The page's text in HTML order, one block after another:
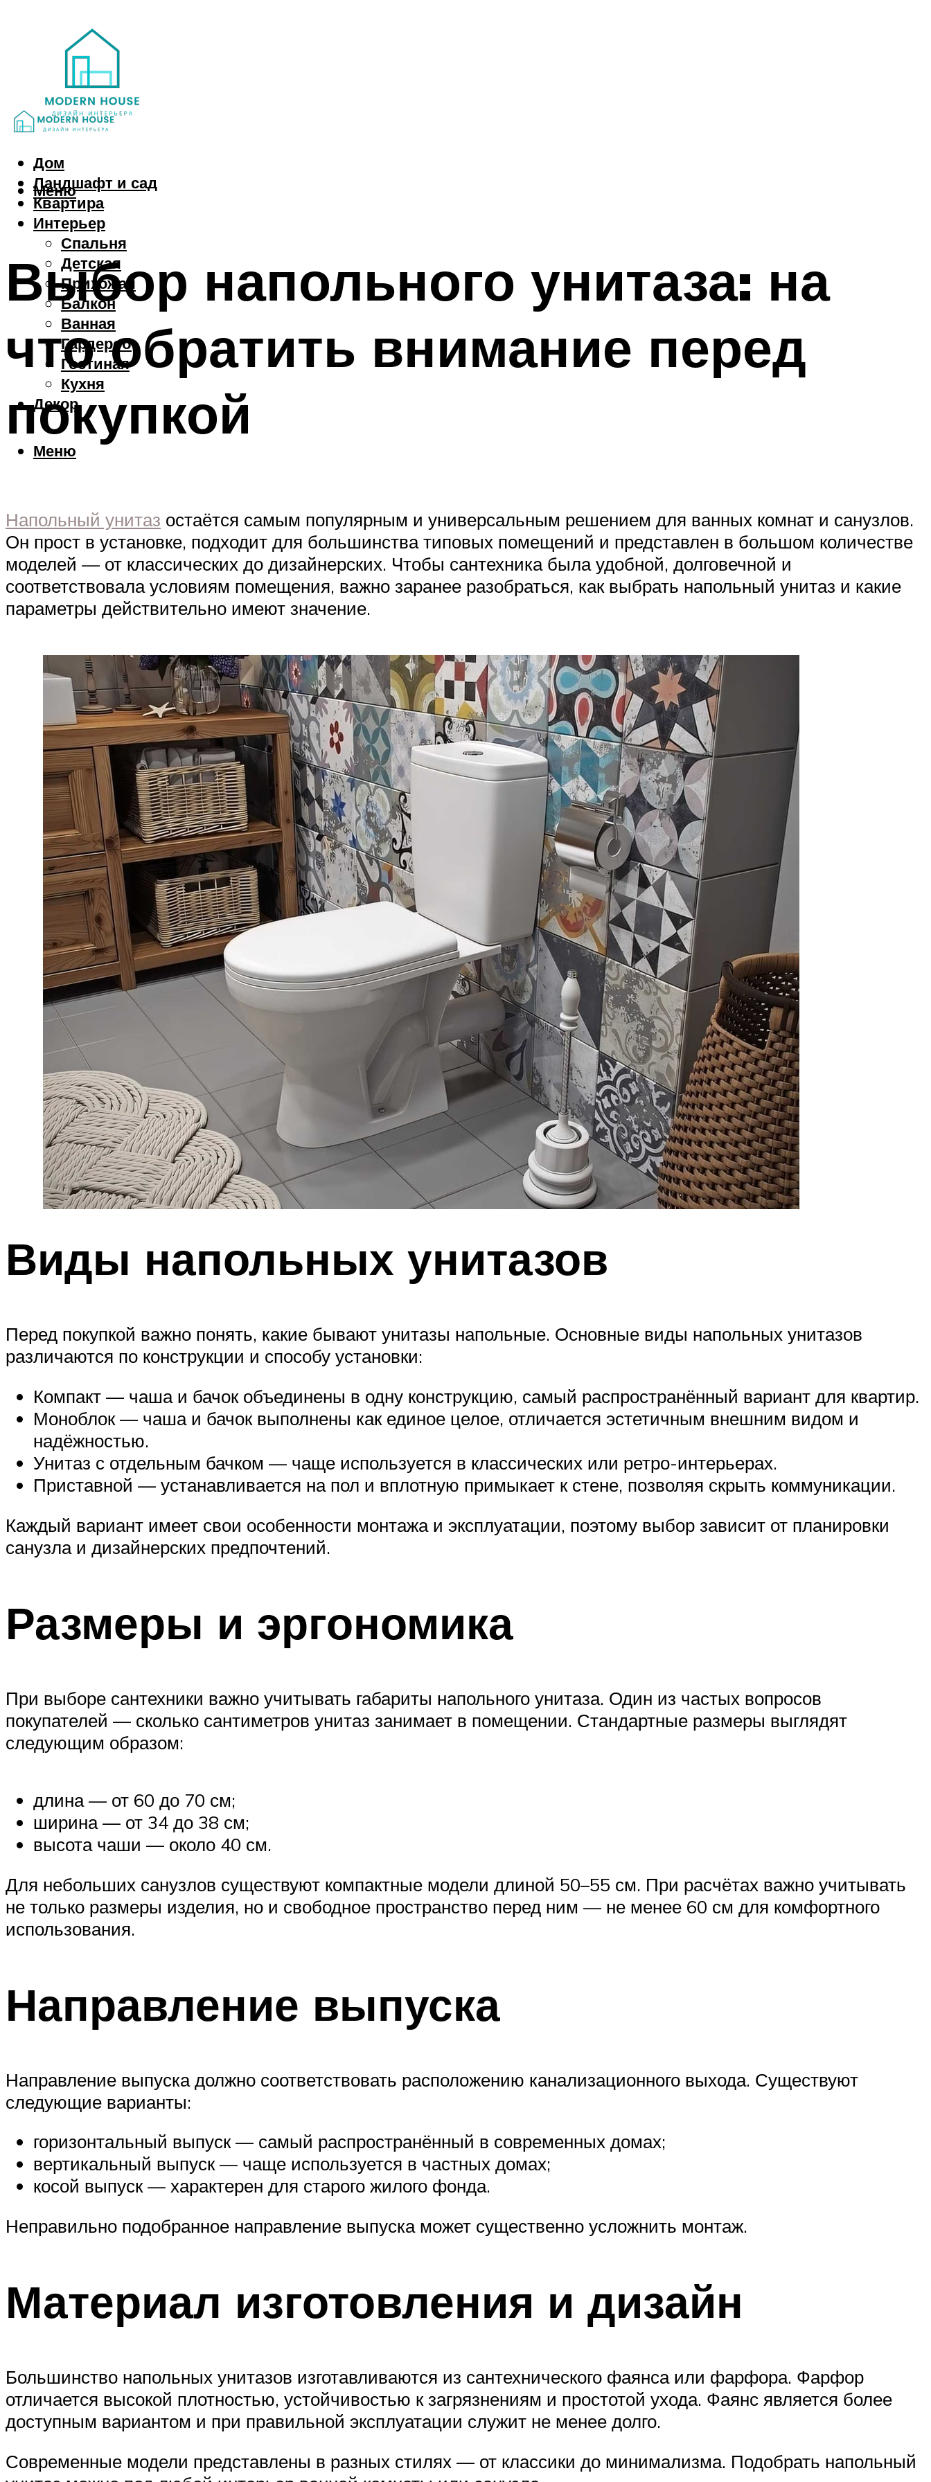
Дом
Ландшафт и сад
Квартира
Интерьер
Спальня
Детская
Прихожая
Балкон
Ванная
Гардероб
Гостиная
Кухня
Декор
Меню
Меню
Выбор напольного унитаза: на
что обратить внимание перед
покупкой
Напольный унитаз остаётся самым популярным и универсальным решением для ванных комнат и санузлов.
Он прост в установке, подходит для большинства типовых помещений и представлен в большом количестве
моделей — от классических до дизайнерских. Чтобы сантехника была удобной, долговечной и
соответствовала условиям помещения, важно заранее разобраться, как выбрать напольный унитаз и какие
параметры действительно имеют значение.
Виды напольных унитазов
Перед покупкой важно понять, какие бывают унитазы напольные. Основные виды напольных унитазов
различаются по конструкции и способу установки:
Компакт — чаша и бачок объединены в одну конструкцию, самый распространённый вариант для квартир.
Моноблок — чаша и бачок выполнены как единое целое, отличается эстетичным внешним видом и
надёжностью.
Унитаз с отдельным бачком — чаще используется в классических или ретро-интерьерах.
Приставной — устанавливается на пол и вплотную примыкает к стене, позволяя скрыть коммуникации.
Каждый вариант имеет свои особенности монтажа и эксплуатации, поэтому выбор зависит от планировки
санузла и дизайнерских предпочтений.
Размеры и эргономика
При выборе сантехники важно учитывать габариты напольного унитаза. Один из частых вопросов
покупателей — сколько сантиметров унитаз занимает в помещении. Стандартные размеры выглядят
следующим образом:
длина — от 60 до 70 см;
ширина — от 34 до 38 см;
высота чаши — около 40 см.
Для небольших санузлов существуют компактные модели длиной 50–55 см. При расчётах важно учитывать
не только размеры изделия, но и свободное пространство перед ним — не менее 60 см для комфортного
использования.
Направление выпуска
Направление выпуска должно соответствовать расположению канализационного выхода. Существуют
следующие варианты:
горизонтальный выпуск — самый распространённый в современных домах;
вертикальный выпуск — чаще используется в частных домах;
косой выпуск — характерен для старого жилого фонда.
Неправильно подобранное направление выпуска может существенно усложнить монтаж.
Материал изготовления и дизайн
Большинство напольных унитазов изготавливаются из сантехнического фаянса или фарфора. Фарфор
отличается высокой плотностью, устойчивостью к загрязнениям и простотой ухода. Фаянс является более
доступным вариантом и при правильной эксплуатации служит не менее долго.
Современные модели представлены в разных стилях — от классики до минимализма. Подобрать напольный